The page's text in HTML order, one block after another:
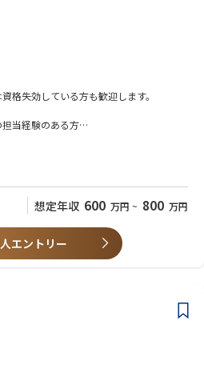
ポート等）を担当します。
記の業務に取り組み、しっかりとクライ
ます。
ら依頼を受け、クライアントの営業活動
験次第でメーカー側への転籍のチャンス
格失効している方も歓迎します。
当経験のある方
想定年収 600 万円 ~ 800 万円
エントリー